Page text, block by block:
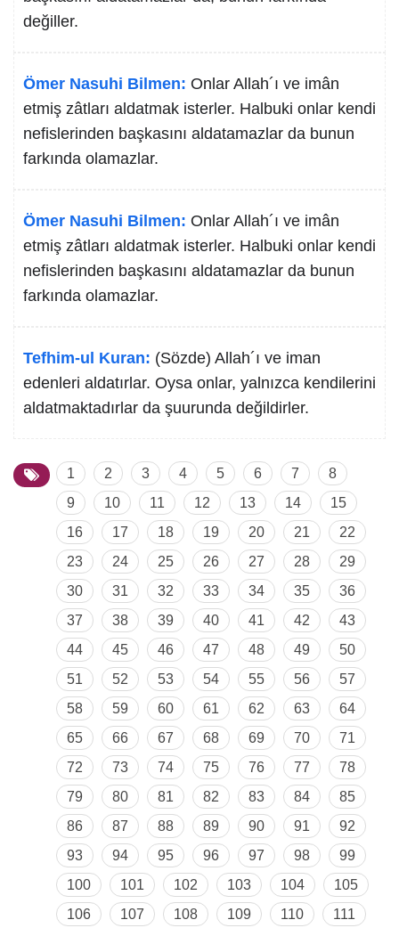
değiller.
Ömer Nasuhi Bilmen: Onlar Allah´ı ve imân
etmiş zâtları aldatmak isterler. Halbuki onlar kendi
nefislerinden başkasını aldatamazlar da bunun
farkında olamazlar.
Ömer Nasuhi Bilmen: Onlar Allah´ı ve imân
etmiş zâtları aldatmak isterler. Halbuki onlar kendi
nefislerinden başkasını aldatamazlar da bunun
farkında olamazlar.
Tefhim-ul Kuran: (Sözde) Allah´ı ve iman
edenleri aldatırlar. Oysa onlar, yalnızca kendilerini
aldatmaktadırlar da şuurunda değildirler.
1 2 3 4 5 6 7
8
9
10 11 12 13 14
15
16
17 18 19 20 21
22
23
24 25 26 27 28
29
30
31 32 33 34 35
36
37
38 39 40 41 42
43
44
45 46 47 48 49
50
51
52 53 54 55 56
57
58
59 60 61 62 63
64
65
66 67 68 69 70
71
72
73 74 75 76 77
78
79
80 81 82 83 84
85
86
87 88 89 90 91
92
93
94 95 96 97 98
99
100
101 102 103 104
105
106
107 108 109 110
111